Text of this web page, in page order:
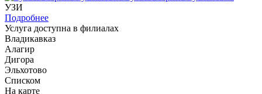
УЗИ
Подробнее
Услуга доступна в филиалах
Владикавказ
Алагир
Дигора
Эльхотово
Списком
На карте